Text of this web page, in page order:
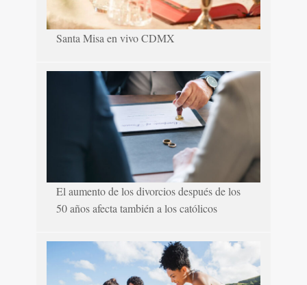
Santa Misa en vivo CDMX
El aumento de los divorcios después de los
50 años afecta también a los católicos